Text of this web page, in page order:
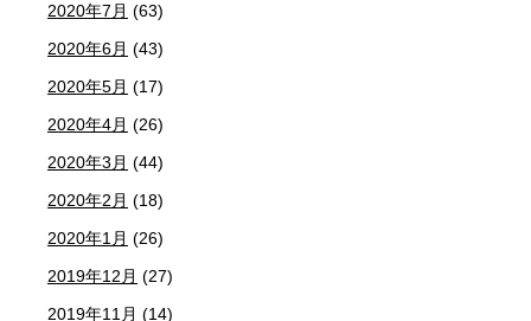
2020年7月 (63)
2020年6月 (43)
2020年5月 (17)
2020年4月 (26)
2020年3月 (44)
2020年2月 (18)
2020年1月 (26)
2019年12月 (27)
2019年11月 (14)